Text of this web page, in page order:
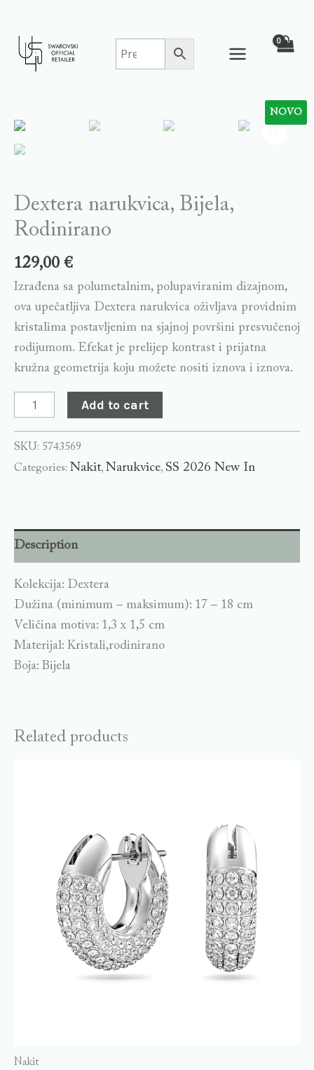
content
NOVO
Dextera narukvica, Bijela,
Rodinirano
129,00 €
Izrađena sa polumetalnim, polupaviranim dizajnom,
ova upečatljiva Dextera narukvica oživljava providnim
kristalima postavljenim na sjajnoj površini presvučenoj
rodijumom. Efekat je prelijep kontrast i prijatna
kružna geometrija koju možete nositi iznova i iznova.
Bijela,
quantity
Add to cart
SKU: 5743569
Categories: Nakit, Narukvice, SS 2026 New In
Description
Kolekcija: Dextera
Dužina (minimum – maksimum): 17 – 18 cm
Veličina motiva: 1,3 x 1,5 cm
Materijal: Kristali,rodinirano
Boja: Bijela
Related products
Nakit